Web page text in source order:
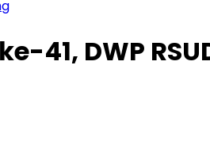
41, DWP